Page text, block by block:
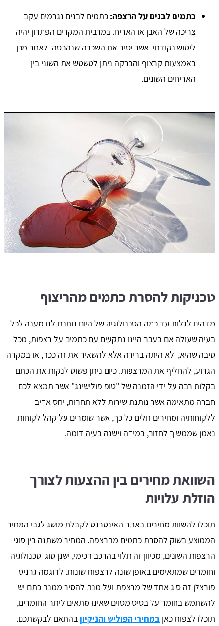
כתמים לבנים על הרצפה: כתמים לבנים נגרמים עקב
צריכה של האבן או האריח. במרבית המקרים הפתרון יהיה
ליטוש נקודתי. אשר יסיר את השכבה שנהרסה. לאחר מכן
באמצעות קרצוף והברקה ניתן לטשטש את השוני בין
האריחים השונים.
טכניקות להסרת כתמים מהריצוף
מדהים לגלות עד כמה הטכנולוגיה של היום נותנת לנו מענה לכל
בעיה שעולה אם בעבר היינו נתקעים עם כתמים על רצפות, מכל
סיבה שהיא, ולא היתה ברירה אלא להשאיר את זה ככה, או במקרה
הגרוע, להחליף את המרצפות. כיום ניתן פשוט לנקות את הכתם
בקלות רבה על ידי הזמנה של "טופ פולישינג" אשר תמצא לכם
חברה מתאימה אשר נותנת שירות ללא תחרות, יחס אדיב
ללקוחותיה ומחירים זולים כל כך, אשר שומרים על קהל לקוחות
נאמן שממשיך לחזור, במידה וישנה בעיה דומה.
השוואת מחירים בין ההצעות לצורך
הוזלת עלויות
תוכלו להשוות מחירים באתר האינטרנט לקבלת מושג לגבי המחיר
הממוצע בשוק להסרת כתמים מהרצפה. המחיר משתנה בין סוגי
הרצפות השונים, מכיוון זה תלוי בהרכב הכימי, ישנן סוגי טכנולוגיה
וחומרים שמתאימים באופן שונה לרצפות שונות. לדוגמה גרניט
פורצלן זה סוג אחד של מרצפת ועל מנת להסיר ממנה כתם יש
להשתמש בחומר על בסיס מסוים שאינו מתאים ליתר החומרים,
תוכלו לצפות כאן במחירי הפוליש והניקיון בהתאם לבקשתכם.